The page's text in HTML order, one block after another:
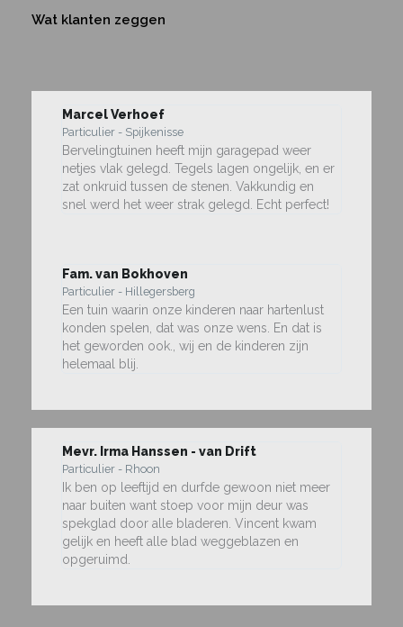
Wat klanten zeggen
Marcel Verhoef
Particulier - Spijkenisse
Bervelingtuinen heeft mijn garagepad weer
netjes vlak gelegd. Tegels lagen ongelijk, en er
zat onkruid tussen de stenen. Vakkundig en
snel werd het weer strak gelegd. Echt perfect!
Fam. van Bokhoven
Particulier - Hillegersberg
Een tuin waarin onze kinderen naar hartenlust
konden spelen, dat was onze wens. En dat is
het geworden ook., wij en de kinderen zijn
helemaal blij.
Mevr. Irma Hanssen - van Drift
Particulier - Rhoon
Ik ben op leeftijd en durfde gewoon niet meer
naar buiten want stoep voor mijn deur was
spekglad door alle bladeren. Vincent kwam
gelijk en heeft alle blad weggeblazen en
opgeruimd.